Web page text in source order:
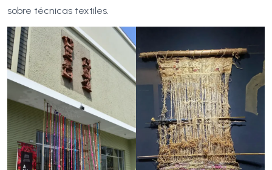
sobre técnicas textiles.